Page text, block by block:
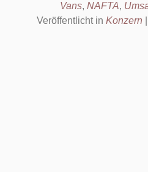
Vans, NAFTA,
Veröffentlicht in Konzern